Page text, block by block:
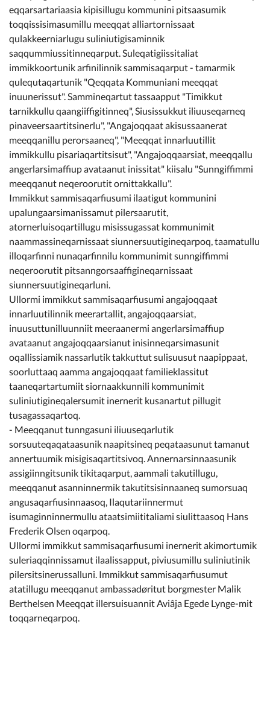
eqqarsartariaasia kipisillugu kommunini pitsaasumik
toqqissisimasumillu meeqqat alliartornissaat
qulakkeerniarlugu suliniutigisaminnik
saqqummiussitinneqarput. Suleqatigiissitaliat
immikkoortunik arfinilinnik sammisaqarput - tamarmik
qulequtaqartunik "Qeqqata Kommuniani meeqqat
inuunerissut". Sammineqartut tassaapput "Timikkut
tarnikkullu qaangiiffigitinneq", Siusissukkut iliuuseqarneq
pinaveersaartitsinerlu", "Angajoqqaat akisussaanerat
meeqqanillu perorsaaneq", "Meeqqat innarluutillit
immikkullu pisariaqartitsisut", "Angajoqqaarsiat, meeqqallu
angerlarsimaffiup avataanut inissitat" kiisalu "Sunngiffimmi
meeqqanut neqeroorutit ornittakkallu".
Immikkut sammisaqarfiusumi ilaatigut kommunini
upalungaarsimanissamut pilersaarutit,
atornerluisoqartillugu misissugassat kommunimit
naammassineqarnissaat siunnersuutigineqarpoq, taamatullu
illoqarfinni nunaqarfinnilu kommunimit sunngiffimmi
neqeroorutit pitsanngorsaaffigineqarnissaat
siunnersuutigineqarluni.
Ullormi immikkut sammisaqarfiusumi angajoqqaat
innarluutilinnik meerartallit, angajoqqaarsiat,
inuusuttunilluunniit meeraanermi angerlarsimaffiup
avataanut angajoqqaarsianut inisinneqarsimasunit
oqallissiamik nassarlutik takkuttut sulisuusut naapippaat,
soorluttaaq aamma angajoqqaat familieklassitut
taaneqartartumiit siornaakkunnili kommunimit
suliniutigineqalersumit inernerit kusanartut pillugit
tusagassaqartoq.
- Meeqqanut tunngasuni iliuuseqarlutik
sorsuuteqaqataasunik naapitsineq peqataasunut tamanut
annertuumik misigisaqartitsivoq. Annernarsinnaasunik
assigiinngitsunik tikitaqarput, aammali takutillugu,
meeqqanut asanninnermik takutitsisinnaaneq sumorsuaq
angusaqarfiusinnaasoq, Ilaqutariinnermut
isumaginninnermullu ataatsimiititaliami siulittaasoq Hans
Frederik Olsen oqarpoq.
Ullormi immikkut sammisaqarfiusumi inernerit akimortumik
suleriaqqinnissamut ilaalissapput, piviusumillu suliniutinik
pilersitsinerussalluni. Immikkut sammisaqarfiusumut
atatillugu meeqqanut ambassadøritut borgmester Malik
Berthelsen Meeqqat illersuisuannit Aviâja Egede Lynge-mit
toqqarneqarpoq.